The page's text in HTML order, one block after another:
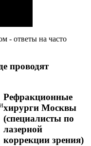
- ответы на часто
проводят
Рефракционные
хирурги Москвы
(специалисты по
лазерной
коррекции зрения)